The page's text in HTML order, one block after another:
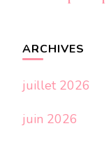
ARCHIVES
juillet 2026
juin 2026